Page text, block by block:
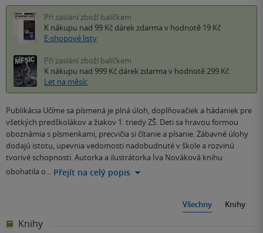
Při zaslání zboží balíčkem
K nákupu nad 99 Kč dárek zdarma v hodnotě 19 Kč
E-shopové listy
Při zaslání zboží balíčkem
K nákupu nad 999 Kč dárek zdarma v hodnotě 299 Kč
Let na měsíc
Publikácia Učíme sa písmená je plná úloh, doplňovačiek a hádaniek pre
všetkých predškolákov a žiakov 1. triedy ZŠ. Deti sa hravou formou
oboznámia s písmenkami, precvičia si čítanie a písanie. Zábavné úlohy
dodajú istotu, upevnia vedomosti nadobudnuté v škole a rozvinú
tvorivé schopnosti. Autorka a ilustrátorka Iva Nováková knihu
obohatila o… Přejít na celý popis
Všechny Knihy
Knihy